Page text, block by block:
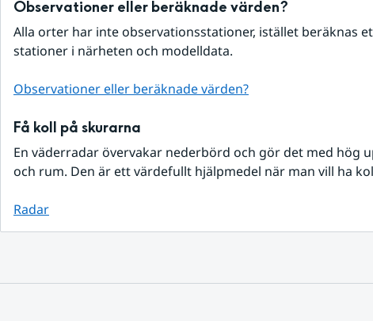
Observationer eller beräknade värden?
Alla orter har inte observationsstationer, istället beräknas
stationer i närheten och modelldata.
Observationer eller beräknade värden?
Få koll på skurarna
En väderradar övervakar nederbörd och gör det med hög
och rum. Den är ett värdefullt hjälpmedel när man vill ha
Radar